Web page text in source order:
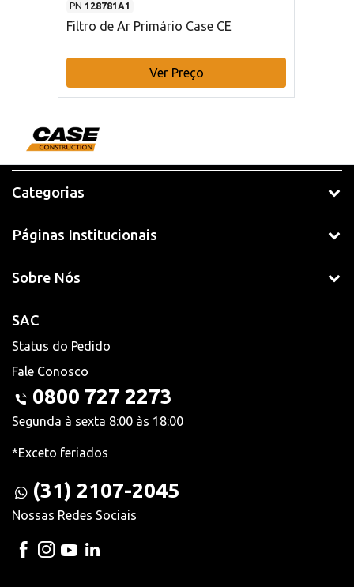
PN 128781A1
Filtro de Ar Primário Case CE
Ver Preço
Categorias
Páginas Institucionais
Sobre Nós
SAC
Status do Pedido
Fale Conosco
0800 727 2273
Segunda à sexta 8:00 às 18:00
*Exceto feriados
(31) 2107-2045
Nossas Redes Sociais